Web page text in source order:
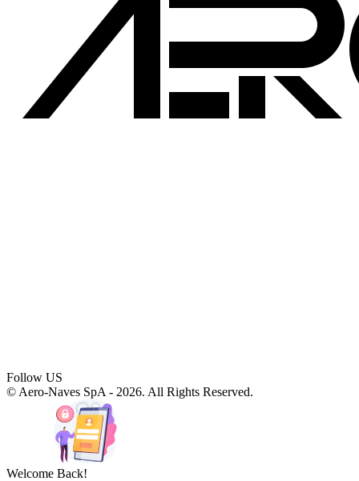
Follow US
© Aero-Naves SpA - 2026. All Rights Reserved.
Welcome Back!